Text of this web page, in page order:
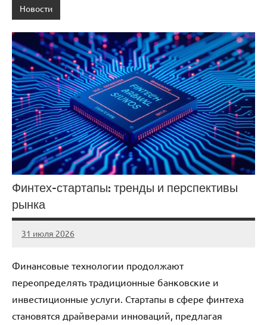
Новости
Финтех-стартапы: тренды и перспективы
рынка
31 июля 2026
stroicentr_m
Нет
Финансовые технологии продолжают
переопределять традиционные банковские и
инвестиционные услуги. Стартапы в сфере финтеха
становятся драйверами инноваций, предлагая